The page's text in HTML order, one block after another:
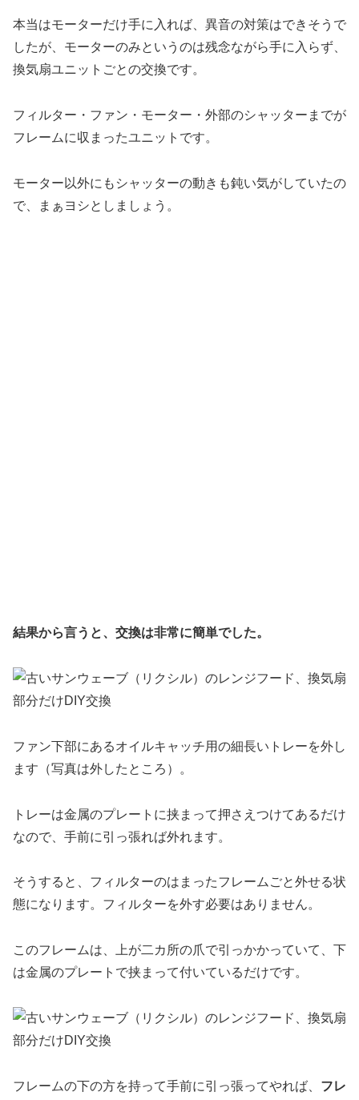
本当はモーターだけ手に入れば、異音の対策はできそうで
したが、モーターのみというのは残念ながら手に入らず、
換気扇ユニットごとの交換です。
フィルター・ファン・モーター・外部のシャッターまでが
フレームに収まったユニットです。
モーター以外にもシャッターの動きも鈍い気がしていたの
で、まぁヨシとしましょう。
結果から言うと、交換は非常に簡単でした。
ファン下部にあるオイルキャッチ用の細長いトレーを外し
ます（写真は外したところ）。
トレーは金属のプレートに挟まって押さえつけてあるだけ
なので、手前に引っ張れば外れます。
そうすると、フィルターのはまったフレームごと外せる状
態になります。フィルターを外す必要はありません。
このフレームは、上が二カ所の爪で引っかかっていて、下
は金属のプレートで挟まって付いているだけです。
フレームの下の方を持って手前に引っ張ってやれば、 フレ